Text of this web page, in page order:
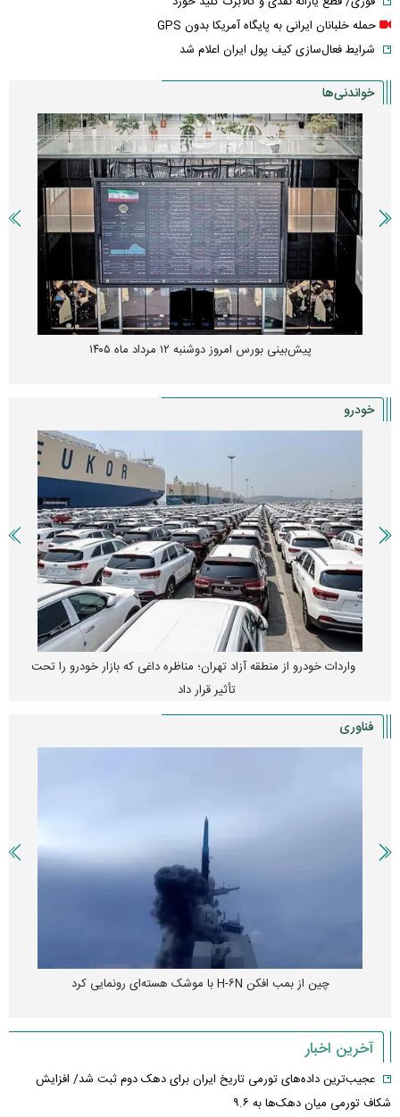
حمله خلبانان ایرانی به پایگاه آمریکا بدون GPS
شرایط فعال‌سازی کیف پول ایران اعلام شد
خواندنی‌ها
پیش‌بینی بورس امروز دوشنبه ۱۲ مرداد ماه ۱۴۰۵
خودرو
واردات خودرو از منطقه آزاد تهران؛ مناظره داغی که بازار خودرو را تحت
تأثیر قرار داد
فناوری
چین از بمب افکن H-۶N با موشک هسته‌ای رونمایی کرد
آخرین اخبار
عجیب‌ترین داده‌های تورمی تاریخ ایران برای دهک دوم ثبت شد/ افزایش
شکاف تورمی میان دهک‌ها به ۹.۶